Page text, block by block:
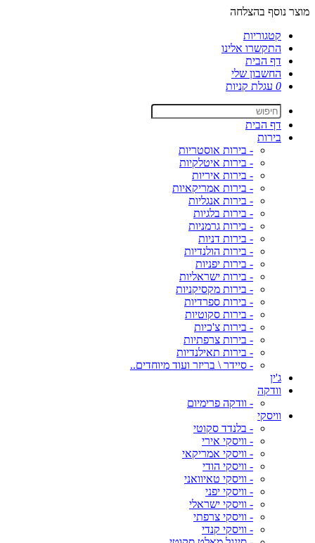
מוצר נוסף בהצלחה
קטגוריות
התקשרו אלינו
דף הבית
החשבון שלי
0 עגלת קניות
דף הבית
בירות
- בירות אוסטריות
- בירות איטלקיות
- בירות איריות
- בירות אמריקאיות
- בירות אנגליות
- בירות בלגיות
- בירות גרמניות
- בירות דניות
- בירות הולנדיות
- בירות יפניות
- בירות ישראליות
- בירות מקסיקניות
- בירות ספרדיות
- בירות סקוטיות
- בירות צ'כיות
- בירות צרפתיות
- בירות תאילנדיות
- סיידר \ בריזר ועוד מיוחדים..
ג'ין
וודקה
- וודקה פרימיום
וויסקי
- בלנדד סקוטי
- וויסקי אירי
- וויסקי אמריקאי
- וויסקי הודי
- וויסקי טאיוואני
- וויסקי יפני
- וויסקי ישראלי
- וויסקי צרפתי
- וויסקי קנדי